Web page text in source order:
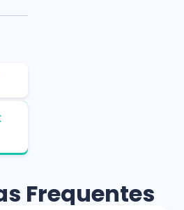
Frequentes